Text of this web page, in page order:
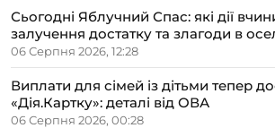
Сьогодні Яблучний Спас: які дії
залучення достатку та злагоди в
06 Серпня 2026, 12:28
Виплати для сімей із дітьми тепер
«Дія.Картку»: деталі від ОВА
06 Серпня 2026, 00:28